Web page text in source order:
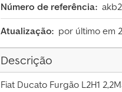
Número de referência:
Atualização: por último em
Descrição
Fiat Ducato Furgão L2H1